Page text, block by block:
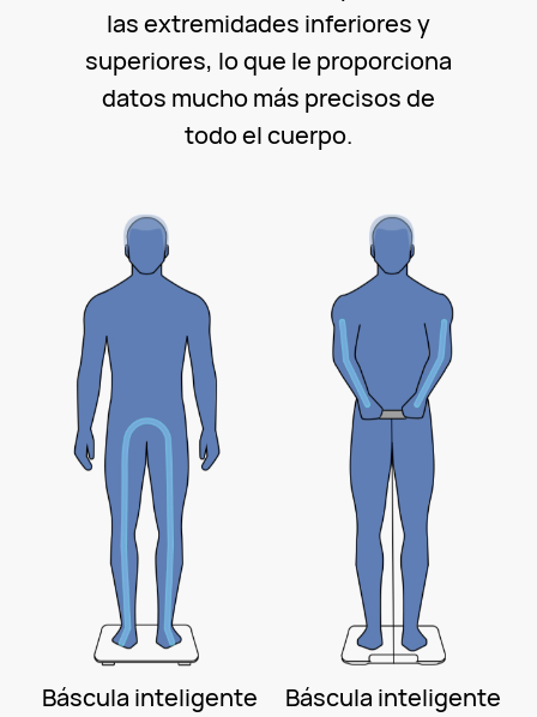
las extremidades inferiores y
superiores, lo que le proporciona
datos mucho más precisos de
todo el cuerpo.
Báscula inteligente
Báscula inteligente